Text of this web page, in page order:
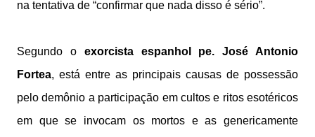
na tentativa de “confirmar que nada disso é sério”.
Segundo o exorcista espanhol pe. José Antonio
Fortea, está entre as principais causas de possessão
pelo demônio a participação em cultos e ritos esotéricos
em que se invocam os mortos e as genericamente